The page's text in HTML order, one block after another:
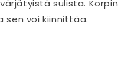
sulista. Korpin
sen voi kiinnittää.